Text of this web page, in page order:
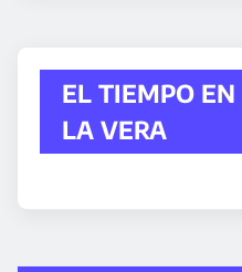
EL TIEMPO
LA VERA